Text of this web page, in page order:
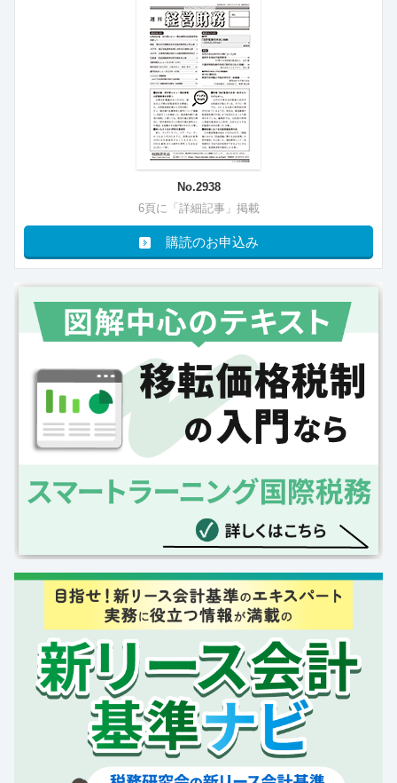
No.2938
6頁に「詳細記事」掲載
購読のお申込み